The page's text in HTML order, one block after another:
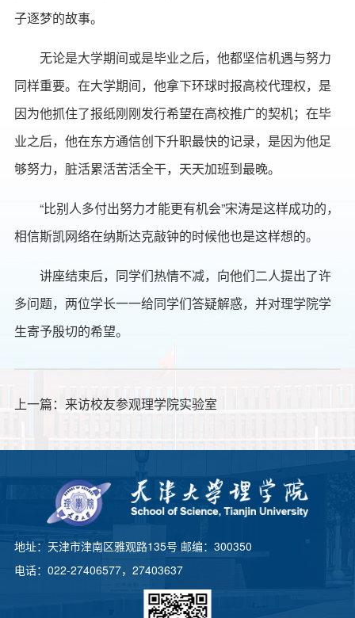
子逐梦的故事。
无论是大学期间或是毕业之后，他都坚信机遇与努力
同样重要。在大学期间，他拿下环球时报高校代理权，是
因为他抓住了报纸刚刚发行希望在高校推广的契机；在毕
业之后，他在东方通信创下升职最快的记录，是因为他足
够努力，脏活累活苦活全干，天天加班到最晚。
“比别人多付出努力才能更有机会”宋涛是这样成功的，
相信斯凯网络在纳斯达克敲钟的时候他也是这样想的。
讲座结束后，同学们热情不减，向他们二人提出了许
多问题，两位学长一一给同学们答疑解惑，并对理学院学
生寄予殷切的希望。
上一篇： 来访校友参观理学院实验室
地址：天津市津南区雅观路135号 邮编：300350
电话：022-27406577，27403637